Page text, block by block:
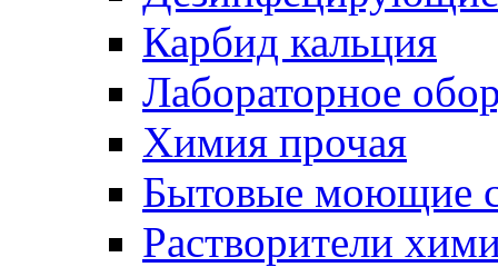
Карбид кальция
Лабораторное
Химия прочая
Бытовые моющие
Растворители